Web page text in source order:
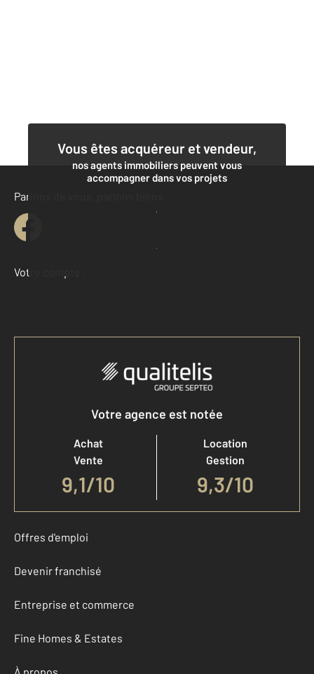
Vous êtes acquéreur et vendeur,
nos agents immobiliers peuvent vous
accompagner dans vos projets
Contacter l'agence
Demander une estimation
Parlons de vous, parlons biens
Votre compte :
Accéder à mon compte
Votre agence est notée
Achat
Vente
9,1/10
Location
Gestion
9,3/10
Offres d'emploi
Devenir franchisé
Entreprise et commerce
Fine Homes & Estates